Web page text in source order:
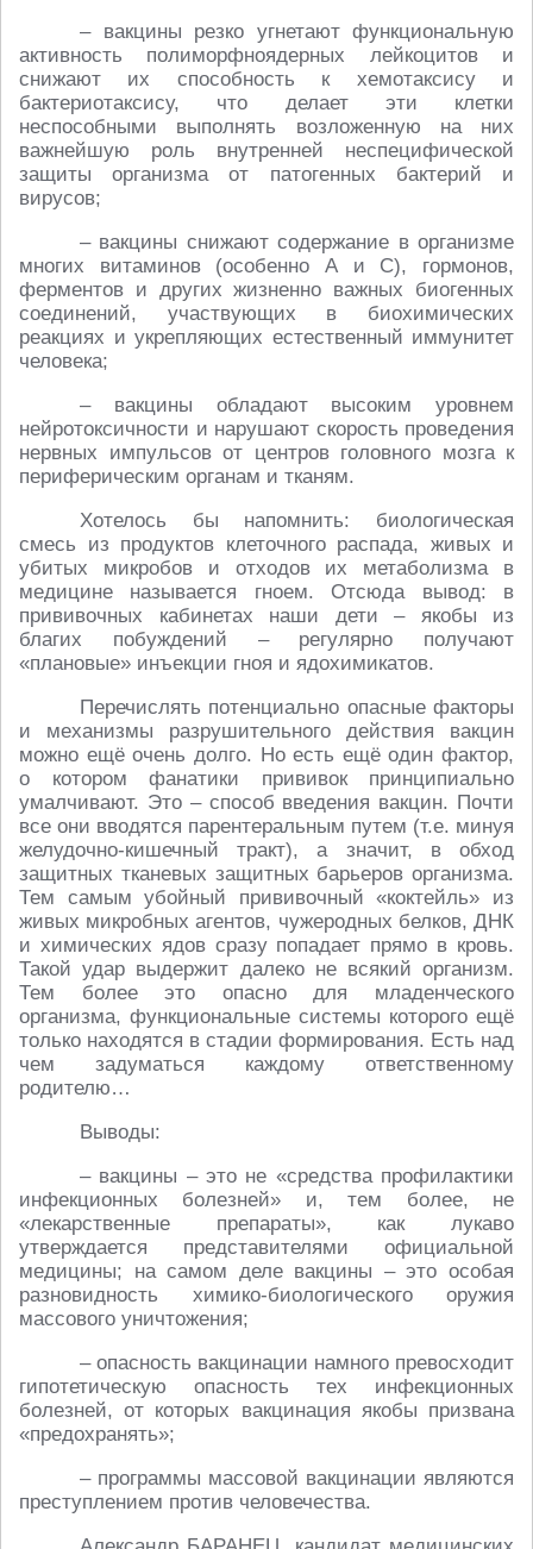
– вакцины резко угнетают функциональную
активность полиморфноядерных лейкоцитов и
снижают их способность к хемотаксису и
бактериотаксису, что делает эти клетки
неспособными выполнять возложенную на них
важнейшую роль внутренней неспецифической
защиты организма от патогенных бактерий и
вирусов;
– вакцины снижают содержание в организме
многих витаминов (особенно А и С), гормонов,
ферментов и других жизненно важных биогенных
соединений, участвующих в биохимических
реакциях и укрепляющих естественный иммунитет
человека;
– вакцины обладают высоким уровнем
нейротоксичности и нарушают скорость проведения
нервных импульсов от центров головного мозга к
периферическим органам и тканям.
Хотелось бы напомнить: биологическая
смесь из продуктов клеточного распада, живых и
убитых микробов и отходов их метаболизма в
медицине называется гноем. Отсюда вывод: в
прививочных кабинетах наши дети – якобы из
благих побуждений – регулярно получают
«плановые» инъекции гноя и ядохимикатов.
Перечислять потенциально опасные факторы
и механизмы разрушительного действия вакцин
можно ещё очень долго. Но есть ещё один фактор,
о котором фанатики прививок принципиально
умалчивают. Это – способ введения вакцин. Почти
все они вводятся парентеральным путем (т.е. минуя
желудочно-кишечный тракт), а значит, в обход
защитных тканевых защитных барьеров организма.
Тем самым убойный прививочный «коктейль» из
живых микробных агентов, чужеродных белков, ДНК
и химических ядов сразу попадает прямо в кровь.
Такой удар выдержит далеко не всякий организм.
Тем более это опасно для младенческого
организма, функциональные системы которого ещё
только находятся в стадии формирования. Есть над
чем задуматься каждому ответственному
родителю…
Выводы:
– вакцины – это не «средства профилактики
инфекционных болезней» и, тем более, не
«лекарственные препараты», как лукаво
утверждается представителями официальной
медицины; на самом деле вакцины – это особая
разновидность химико-биологического оружия
массового уничтожения;
– опасность вакцинации намного превосходит
гипотетическую опасность тех инфекционных
болезней, от которых вакцинация якобы призвана
«предохранять»;
– программы массовой вакцинации являются
преступлением против человечества.